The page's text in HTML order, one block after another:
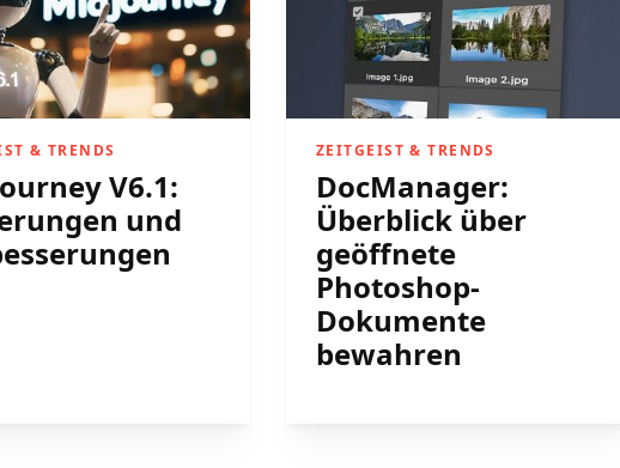
& TRENDS
V6.1:
und
ZEITGEIST & TRENDS
DocManager:
Überblick über
geöffnete
Photoshop-
Dokumente
bewahren